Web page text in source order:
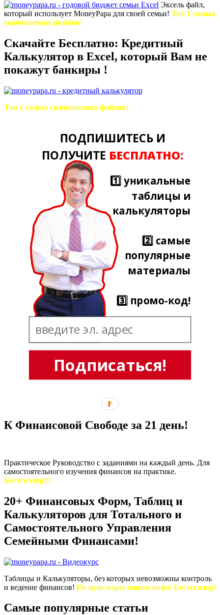
Эксель файл,
который использует MoneyPapa для своей семьи! Топ 1 самых
скачиваемых файлов!
Скачайте Бесплатно: Кредитный
Калькулятор в Excel, который Вам не
покажут банкиры !
Топ 2 самых скачиваемых файлов!
Подписаться!
ПОДПИШИТЕСЬ И
ПОЛУЧИТЕ БЕСПЛАТНО:
1️⃣ уникальные
таблицы и
калькуляторы
2️⃣ самые
популярные
материалы
3️⃣ промо-код!
К Финансовой Свободе за 21 день!
Практическое Руководство с заданиями на каждый день. Для
самостоятельного изучения финансов на практике.
Бестселлер!!!
20+ Финансовых Форм, Таблиц и
Калькуляторов для Тотального и
Самостоятельного Управления
Семейными Финансами!
Таблицы и Калькуляторы, без которых невозможны контроль
и ведение финансов! По цене пары чашек кофе! Бестселлер!
Самые популярные статьи